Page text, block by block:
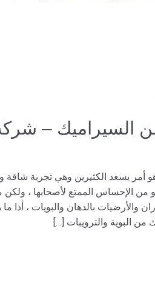
من السيراميك –
أمر يسعد الكثيرين وهي تجربة شاقة
من الإحساس الممتع لأصحابها ، ولكن
والأرضيات بالدهان والبويات ، أذا
البوية والترويبات […]